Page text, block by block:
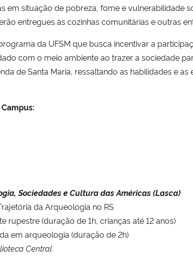
em situação de pobreza, fome e vulnerabilidade
entregues às cozinhas comunitárias e outras
da UFSM que busca incentivar a
com o meio ambiente ao trazer a sociedade
de Santa Maria, ressaltando as habilidades e
Sociedades e Cultura das Américas (Lasca)
da Arqueologia no RS
rupestre (duração de 1h, crianças até 12 anos)
em arqueologia (duração de 2h)
Central